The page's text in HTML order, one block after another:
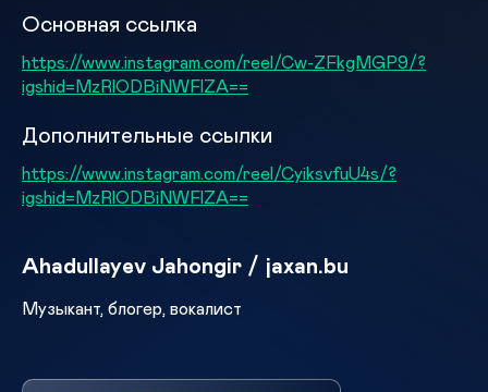
Основная ссылка
https://www.instagram.com/reel/Cw-ZFkgMGP9/?
igshid=MzRlODBiNWFlZA==
Дополнительные ссылки
https://www.instagram.com/reel/CyiksvfuU4s/?
igshid=MzRlODBiNWFlZA==
Ahadullayev Jahongir / jaxan.bu
Музыкант, блогер, вокалист